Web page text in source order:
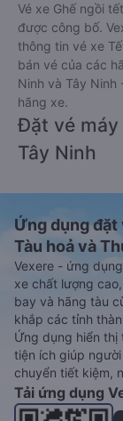
Vé xe Ghế ngồi
được công bố.
thông tin vé xe
bán vé của các
Ninh và Tây
hãng xe.
Đặt vé
Tây Ninh
Ứng dụng đặt
Tàu hoả và
Vexere - ứng
xe chất lượng
bay và hãng tàu
khắp các tỉnh
Ứng dụng hiển thị
tiện ích giúp
chuyển tiết kiệm,
Tải ứng dụng